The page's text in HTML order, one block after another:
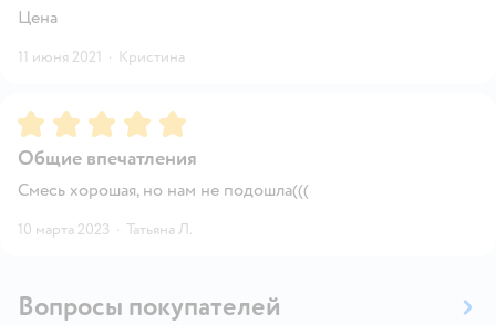
Цена
11 июня 2021 · Кристина
Рейтинг:5
Общие впечатления
Смесь хорошая, но нам не подошла(((
10 марта 2023 · Татьяна Л.
Вопросы покупателей